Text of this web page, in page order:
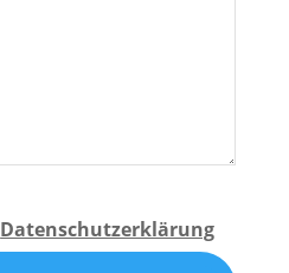
Datenschutzerklärung